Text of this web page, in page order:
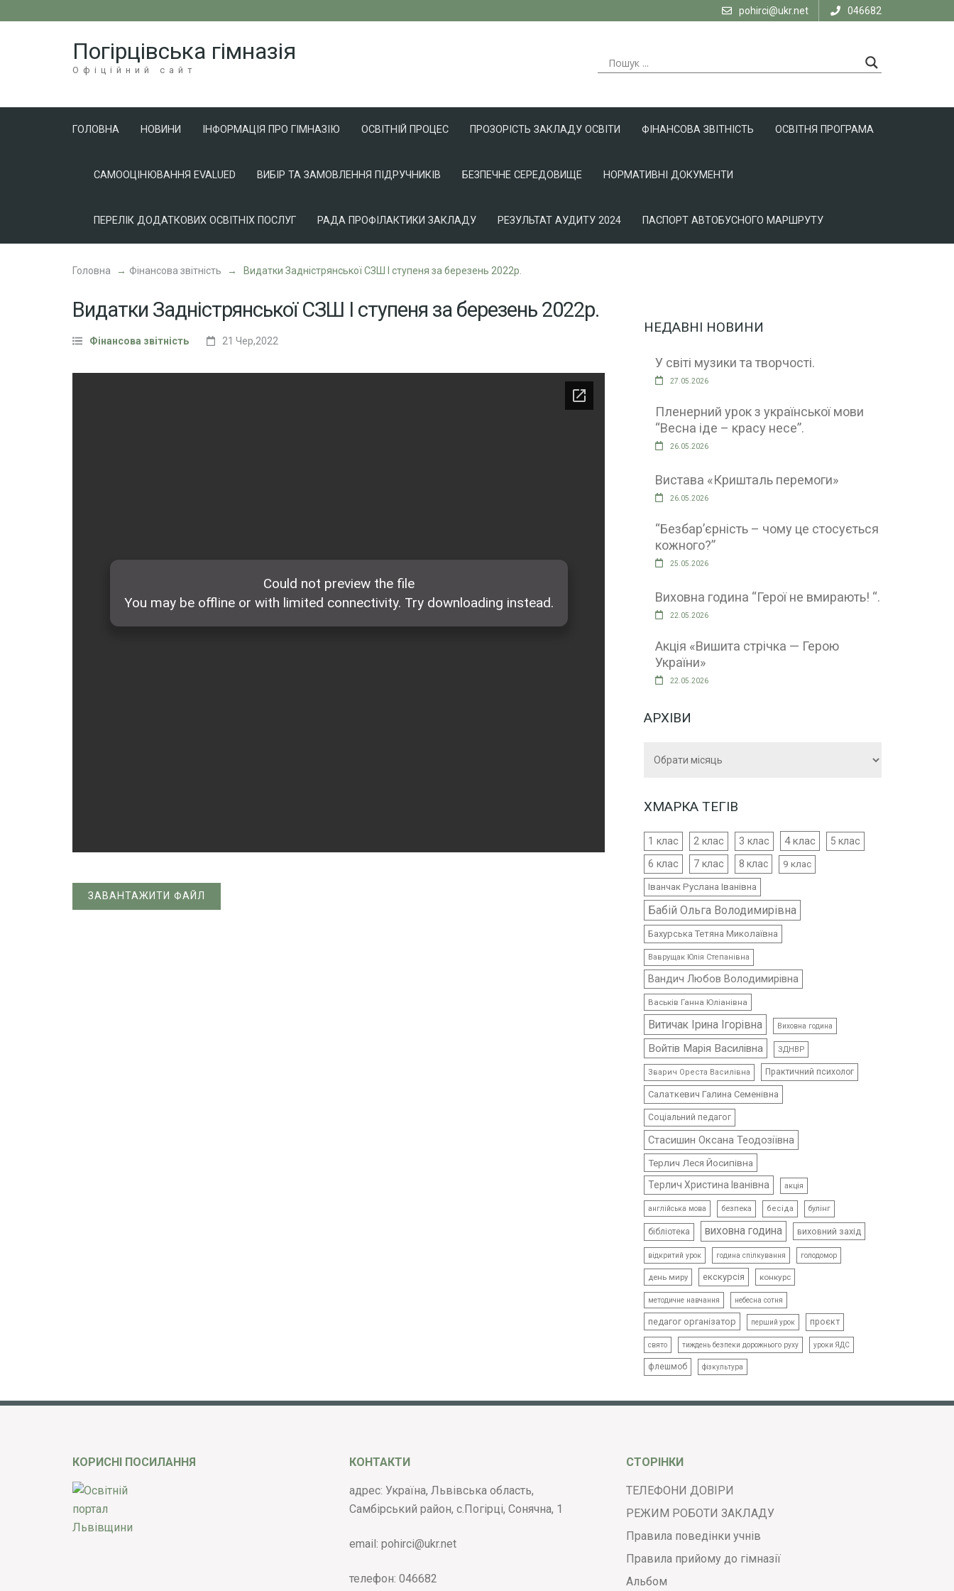
pohirci@ukr.net 046682
Погірцівська гімназія
Офіційний сайт
ГОЛОВНА НОВИНИ ІНФОРМАЦІЯ ПРО ГІМНАЗІЮ ОСВІТНІЙ ПРОЦЕС ПРОЗОРІСТЬ ЗАКЛАДУ ОСВІТИ ФІНАНСОВА ЗВІТНІСТЬ ОСВІТНЯ ПРОГРАМА
САМООЦІНЮВАННЯ EVALUED ВИБІР ТА ЗАМОВЛЕННЯ ПІДРУЧНИКІВ БЕЗПЕЧНЕ СЕРЕДОВИЩЕ НОРМАТИВНІ ДОКУМЕНТИ
ПЕРЕЛІК ДОДАТКОВИХ ОСВІТНІХ ПОСЛУГ РАДА ПРОФІЛАКТИКИ ЗАКЛАДУ РЕЗУЛЬТАТ АУДИТУ 2024 ПАСПОРТ АВТОБУСНОГО МАРШРУТУ
Головна → Фінансова звітність → Видатки Задністрянської СЗШ І ступеня за березень 2022р.
Видатки Задністрянської СЗШ І ступеня за березень 2022р.
Фінансова звітність 21 Чер,2022
ЗАВАНТАЖИТИ ФАЙЛ
НЕДАВНІ НОВИНИ
У світі музики та творчості.
27.05.2026
Пленерний урок з української мови
“Весна іде – красу несе”.
26.05.2026
Вистава «Кришталь перемоги»
26.05.2026
“Безбар’єрність – чому це стосується
кожного?”
25.05.2026
Виховна година “Герої не вмирають! “.
22.05.2026
Акція «Вишита стрічка — Герою
України»
22.05.2026
АРХІВИ
ХМАРКА ТЕГІВ
1 клас 2 клас 3 клас 4 клас 5 клас
6 клас 7 клас 8 клас 9 клас
Іванчак Руслана Іванівна
Бабій Ольга Володимирівна
Бахурська Тетяна Миколаївна
Ваврущак Юлія Степанівна
Вандич Любов Володимирівна
Васьків Ганна Юліанівна
Витичак Ірина Ігорівна Виховна година
Войтів Марія Василівна ЗДНВР
Зварич Ореста Василівна Практичний психолог
Салаткевич Галина Семенівна
Соціальний педагог
Стасишин Оксана Теодозіївна
Терлич Леся Йосипівна
Терлич Христина Іванівна
акція
англійська мова безпека бесіда булінг
бібліотека виховна година виховний захід
відкритий урок година спілкування голодомор
день миру екскурсія конкурс
методичне навчання небесна сотня
педагог організатор перший урок проєкт
свято тиждень безпеки дорожнього руху уроки ЯДС
флешмоб фізкультура
КОРИСНІ ПОСИЛАННЯ КОНТАКТИ
адрес: Україна, Львівська область,
Самбірський район, с.Погірці, Сонячна, 1
email: pohirci@ukr.net
телефон: 046682
СТОРІНКИ
ТЕЛЕФОНИ ДОВІРИ
РЕЖИМ РОБОТИ ЗАКЛАДУ
Правила поведінки учнів
Правила прийому до гімназії
Альбом